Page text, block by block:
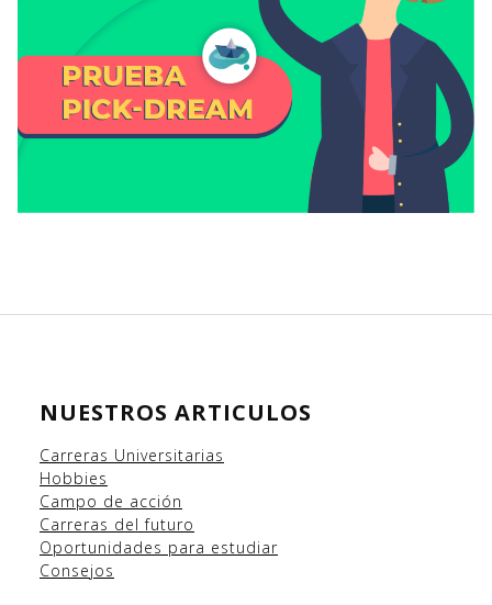
NUESTROS ARTICULOS
Carreras Universitarias
Hobbies
Campo de acción
Carreras del futuro
Oportunidades para estudiar
Consejos